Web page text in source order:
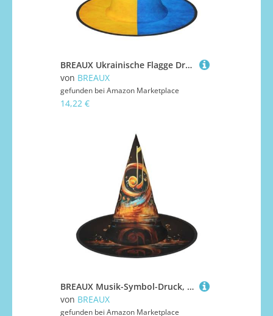
BREAUX Ukrainische Flagge Druck Halloween Hexe und Zauberer Hut Hexenkostüm für Themendekoration Halloween Party
von BREAUX
gefunden bei Amazon Marketplace
14,22 €
BREAUX Musik-Symbol-Druck, Halloween, Hexe und Zaubererhut, Hexenkostüm für Themendekoration, Halloween-Party
von BREAUX
gefunden bei Amazon Marketplace